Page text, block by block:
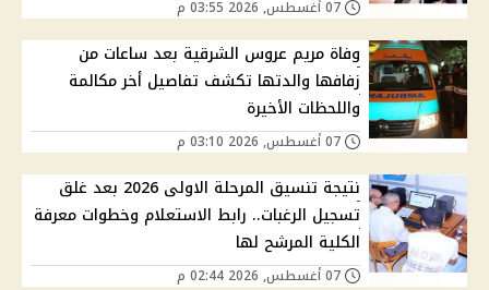
وفاة مريم عروس الشرقية بعد ساعات من
زفافها والدتها تكشف تفاصيل أخر مكالمة
واللحظات الأخيرة
نتيجة تنسيق المرحلة الاولى 2026 بعد غلق
تسجيل الرغبات.. رابط الاستعلام وخطوات معرفة
الكلية المرشح لها